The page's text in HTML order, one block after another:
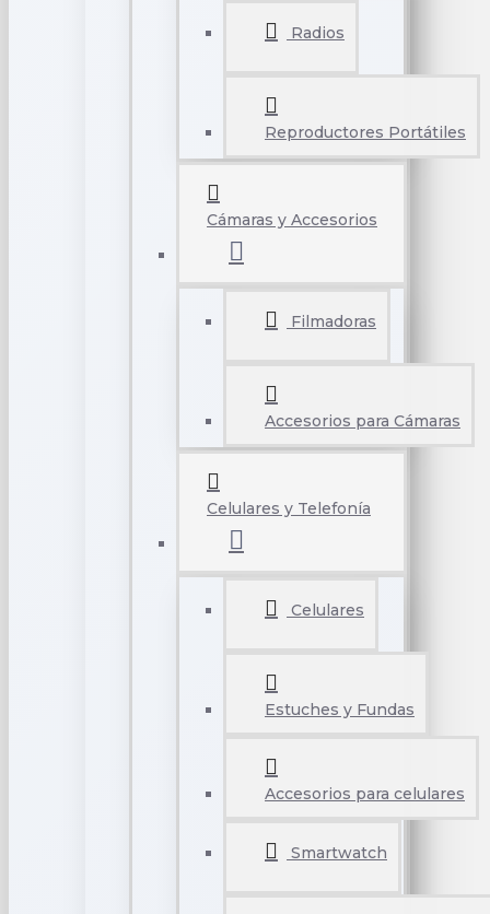
Radios
Reproductores Portátiles
Cámaras y Accesorios
Filmadoras
Accesorios para Cámaras
Celulares y Telefonía
Celulares
Estuches y Fundas
Accesorios para celulares
Smartwatch